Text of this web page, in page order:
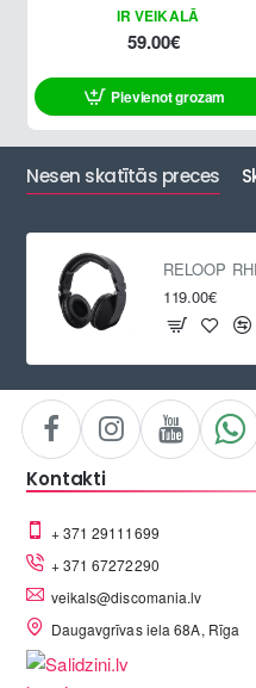
IR VEIKALĀ
59.00€
Pievienot grozam
Nesen skatītās preces
RELOOP
119.00€
Kontakti
+ 371 29111699
+ 371 67272290
veikals@discomania.lv
Daugavgrīvas iela 68A, Rīga